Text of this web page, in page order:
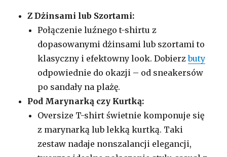
Z Dżinsami lub Szortami:
Połączenie luźnego t-shirtu z
dopasowanymi dżinsami lub szortami to
klasyczny i efektowny look. Dobierzbuty
odpowiednie do okazji – od sneakersów
po sandały na plażę.
Pod Marynarką czy Kurtką:
Oversize T-shirt świetnie komponuje się
z marynarką lub lekką kurtką. Taki
zestaw nadaje nonszalancji elegancji,